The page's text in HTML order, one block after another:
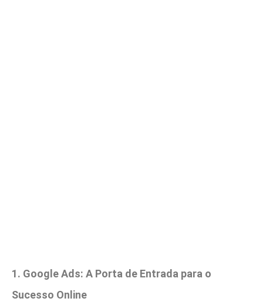
1. Google Ads: A Porta de Entrada para o
Sucesso Online